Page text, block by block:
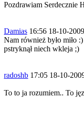
Pozdrawiam Serdecznie
Damias 16:56 18-10-2009
Nam również było miło
pstryknął niech wkleja ;)
radoshb 17:05 18-10-
To to ja rozumiem.. To